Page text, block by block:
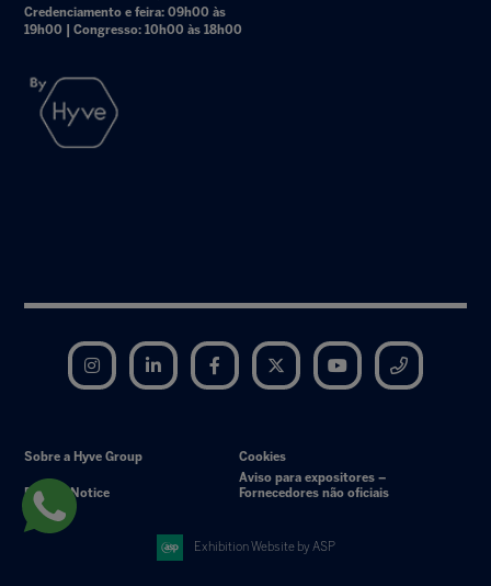
Credenciamento e feira: 09h00 às
19h00 | Congresso: 10h00 às 18h00
Instagram LinkedIn Facebook Twitter YouTube
Sobre a Hyve Group Cookies
Privacy Notice
Aviso para expositores –
Fornecedores não oficiais
Exhibition Website by ASP